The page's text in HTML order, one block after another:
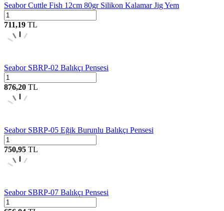
Seabor Cuttle Fish 12cm 80gr Silikon Kalamar Jig Yem
711,19 TL
Seabor SBRP-02 Balıkçı Pensesi
876,20 TL
Seabor SBRP-05 Eğik Burunlu Balıkçı Pensesi
750,95 TL
Seabor SBRP-07 Balıkçı Pensesi